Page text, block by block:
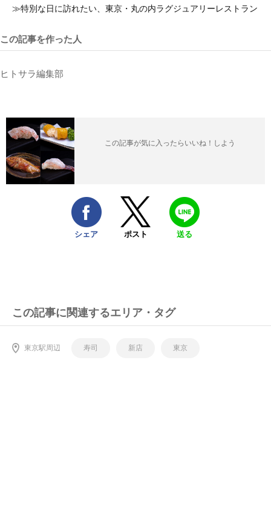
≫特別な日に訪れたい、東京・丸の内ラグジュアリーレストラン
この記事を作った人
ヒトサラ編集部
この記事が気に入ったらいいね！しよう
シェア ポスト 送る
この記事に関連するエリア・タグ
東京駅周辺 寿司 新店 東京